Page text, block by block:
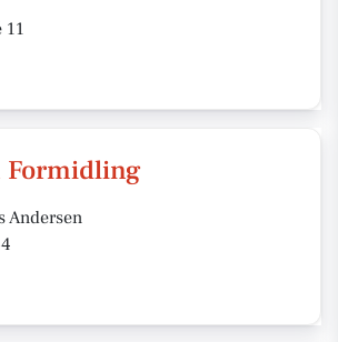
11
Formidling
Andersen